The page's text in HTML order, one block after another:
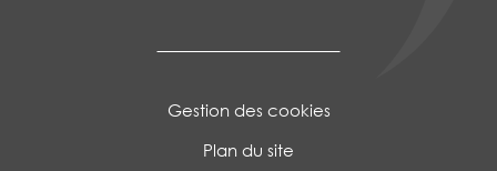
Gestion des cookies
Plan du site